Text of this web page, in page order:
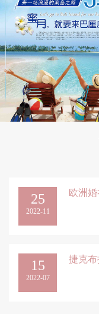
25
2022-11
欧洲
15
2022-07
捷克布